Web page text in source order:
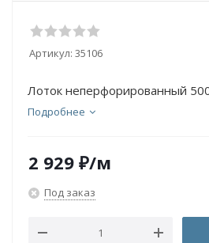
Артикул: 35106
Лоток неперфорированный
Подробнее
2 929 ₽/м
Под заказ